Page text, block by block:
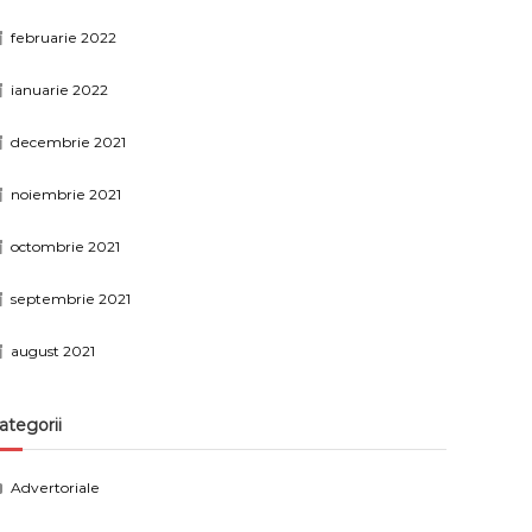
februarie 2022
ianuarie 2022
decembrie 2021
noiembrie 2021
octombrie 2021
septembrie 2021
august 2021
Advertoriale